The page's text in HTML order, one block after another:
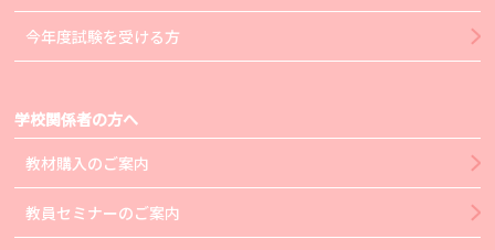
今年度試験を受ける方
学校関係者の方へ
教材購入のご案内
教員セミナーのご案内